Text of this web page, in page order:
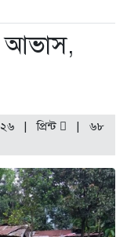
আভাস,
|প্রিন্ট | ৬৮